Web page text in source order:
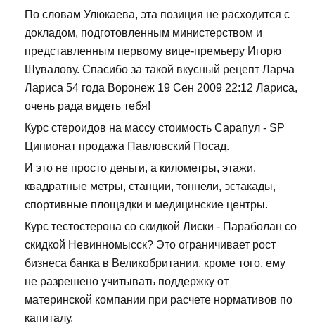
По словам Улюкаева, эта позиция не расходится с
докладом, подготовленным министерством и
представленным первому вице-премьеру Игорю
Шувалову. Спасибо за такой вкусный рецепт Ларча
Лариса 54 года Воронеж 19 Сен 2009 22:12 Лариса,
очень рада видеть тебя!
Курс стероидов на массу стоимость Сарапул - SP
Ципионат продажа Павловский Посад.
И это не просто деньги, а километры, этажи,
квадратные метры, станции, тоннели, эстакады,
спортивные площадки и медицинские центры.
Курс тестостерона со скидкой Лиски - Параболан со
скидкой Невинномысск? Это ограничивает рост
бизнеса банка в Великобритании, кроме того, ему
не разрешено учитывать поддержку от
материнской компании при расчете нормативов по
капиталу.